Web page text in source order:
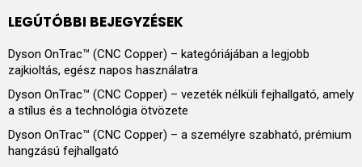
LEGÚTÓBBI BEJEGYZÉSEK
Dyson OnTrac™ (CNC Copper) – kategóriájában a legjobb
zajkioltás, egész napos használatra
Dyson OnTrac™ (CNC Copper) – vezeték nélküli fejhallgató, amely
a stílus és a technológia ötvözete
Dyson OnTrac™ (CNC Copper) – a személyre szabható, prémium
hangzású fejhallgató